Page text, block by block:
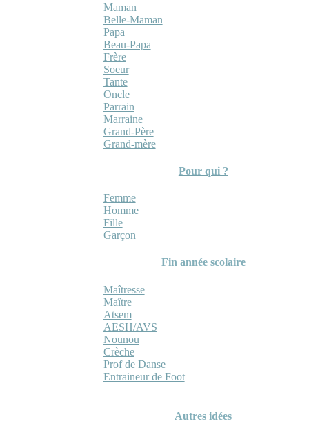
Maman
Belle-Maman
Papa
Beau-Papa
Frère
Soeur
Tante
Oncle
Parrain
Marraine
Grand-Père
Grand-mère
Pour qui ?
Femme
Homme
Fille
Garçon
Fin année scolaire
Maîtresse
Maître
Atsem
AESH/AVS
Nounou
Crèche
Prof de Danse
Entraineur de Foot
Autres idées